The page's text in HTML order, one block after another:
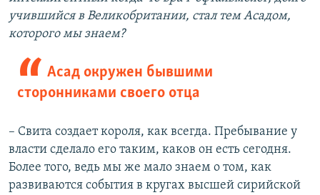
учившийся в Великобритании, стал тем Асадом,
которого мы знаем?
Асад окружен бывшими
сторонниками своего отца
– Свита создает короля, как всегда. Пребывание у
власти сделало его таким, каков он есть сегодня.
Более того, ведь мы же мало знаем о том, как
развиваются события в кругах высшей сирийской